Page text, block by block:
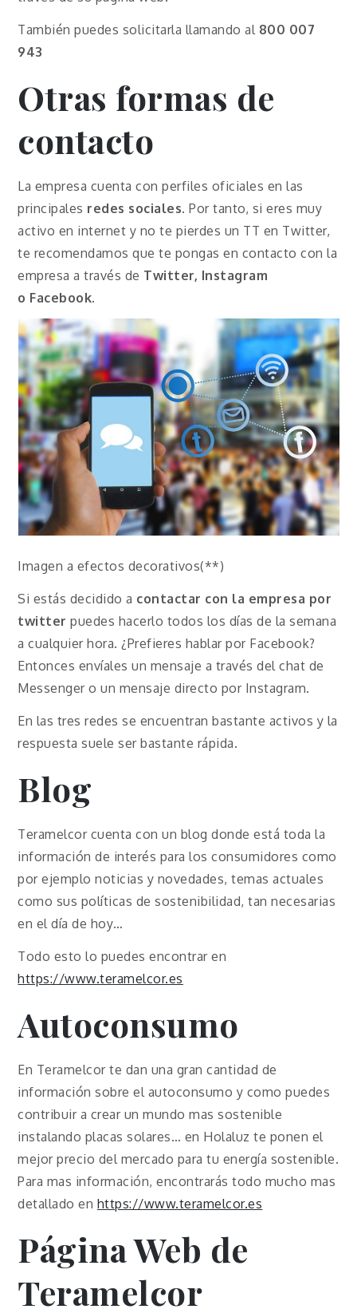
También puedes solicitarla llamando al 800 007
943
Otras formas de
contacto
La empresa cuenta con perfiles oficiales en las
principales redes sociales. Por tanto, si eres muy
activo en internet y no te pierdes un TT en Twitter,
te recomendamos que te pongas en contacto con la
empresa a través de Twitter, Instagram
o Facebook.
Imagen a efectos decorativos(**)
Si estás decidido a contactar con la empresa por
twitter puedes hacerlo todos los días de la semana
a cualquier hora. ¿Prefieres hablar por Facebook?
Entonces envíales un mensaje a través del chat de
Messenger o un mensaje directo por Instagram.
En las tres redes se encuentran bastante activos y la
respuesta suele ser bastante rápida.
Blog
Teramelcor cuenta con un blog donde está toda la
información de interés para los consumidores como
por ejemplo noticias y novedades, temas actuales
como sus políticas de sostenibilidad, tan necesarias
en el día de hoy…
Todo esto lo puedes encontrar en
https://www.teramelcor.es
Autoconsumo
En Teramelcor te dan una gran cantidad de
información sobre el autoconsumo y como puedes
contribuir a crear un mundo mas sostenible
instalando placas solares… en Holaluz te ponen el
mejor precio del mercado para tu energía sostenible.
Para mas información, encontrarás todo mucho mas
detallado en https://www.teramelcor.es
Página Web de
Teramelcor